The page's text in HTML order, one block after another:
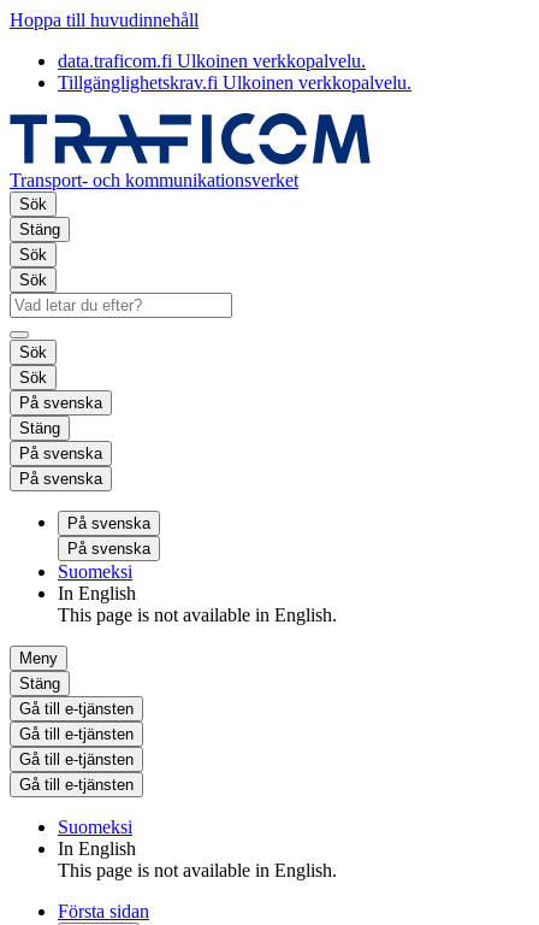
Hoppa till huvudinnehåll
data.traficom.fi Ulkoinen verkkopalvelu.
Tillgänglighetskrav.fi Ulkoinen verkkopalvelu.
Transport- och kommunikationsverket
Sök
Stäng
Sök
Sök
Sök
Sök
På svenska
Stäng
På svenska
På svenska
På svenska
På svenska
Suomeksi
In English
This page is not available in English.
Meny
Stäng
Gå till e-tjänsten
Gå till e-tjänsten
Gå till e-tjänsten
Gå till e-tjänsten
Suomeksi
In English
This page is not available in English.
Första sidan